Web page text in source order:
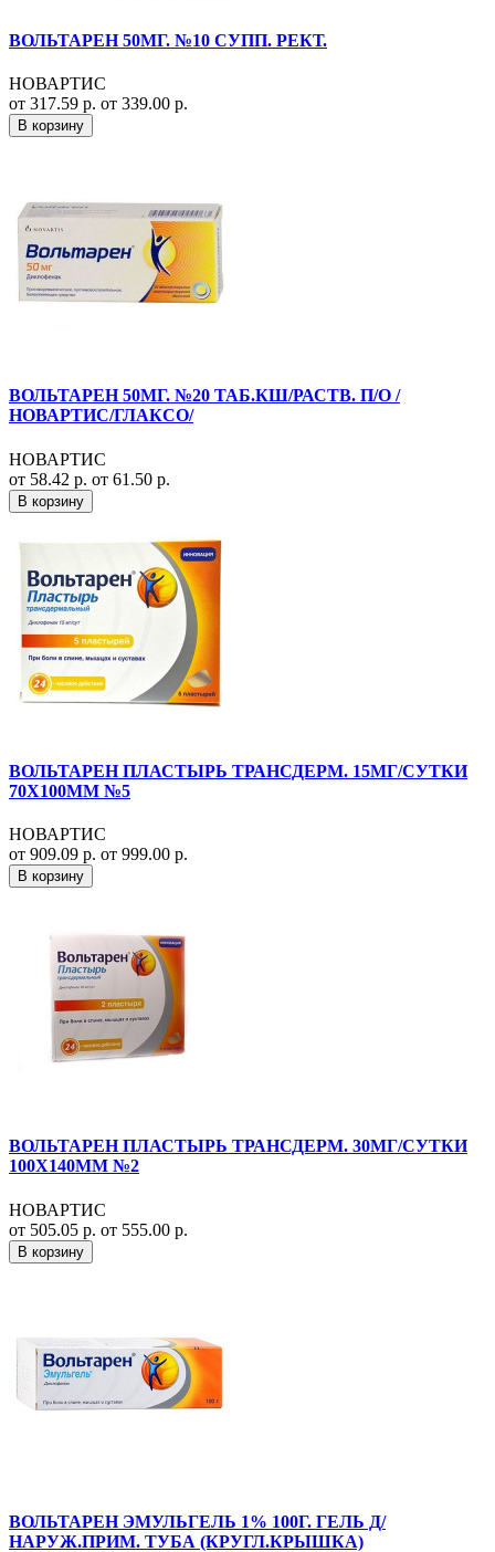
ВОЛЬТАРЕН 50МГ. №10 СУПП. РЕКТ.
НОВАРТИС
от 317.59 р. от 339.00 р.
В корзину
ВОЛЬТАРЕН 50МГ. №20 ТАБ.КШ/РАСТВ. П/О /
НОВАРТИС/ГЛАКСО/
НОВАРТИС
от 58.42 р. от 61.50 р.
В корзину
ВОЛЬТАРЕН ПЛАСТЫРЬ ТРАНСДЕРМ. 15МГ/СУТКИ
70Х100ММ №5
НОВАРТИС
от 909.09 р. от 999.00 р.
В корзину
ВОЛЬТАРЕН ПЛАСТЫРЬ ТРАНСДЕРМ. 30МГ/СУТКИ
100Х140ММ №2
НОВАРТИС
от 505.05 р. от 555.00 р.
В корзину
ВОЛЬТАРЕН ЭМУЛЬГЕЛЬ 1% 100Г. ГЕЛЬ Д/
НАРУЖ.ПРИМ. ТУБА (КРУГЛ.КРЫШКА)